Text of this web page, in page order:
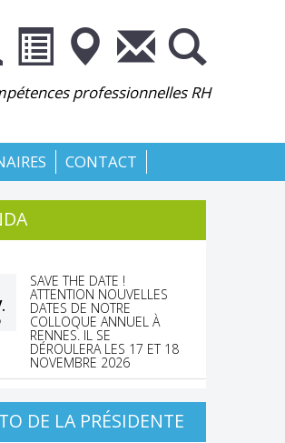
professionnelles RH
CONTACT
SAVE THE DATE !
ATTENTION NOUVELLES
DATES DE NOTRE
COLLOQUE ANNUEL À
RENNES. IL SE
DÉROULERA LES 17 ET 18
NOVEMBRE 2026
DE LA PRÉSIDENTE